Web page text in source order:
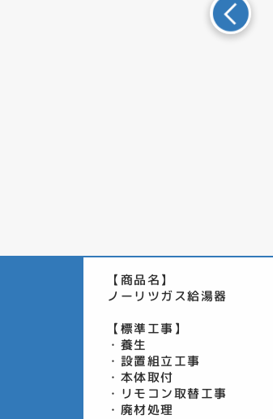
【商品名】
ノーリツガス給湯器
【標準工事】
・養生
・設置組立工事
・本体取付
・リモコン取替工事
・廃材処理